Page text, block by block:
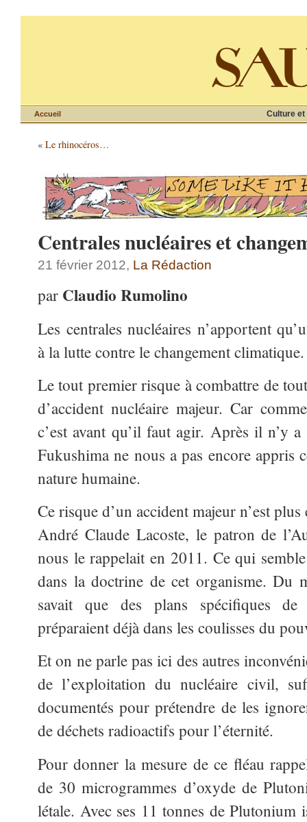
Culture et
Accueil
« Le rhinocéros…
Centrales nucléaires et
21 février 2012, La Rédaction
par Claudio Rumolino
Les centrales nucléaires n’apportent
à la lutte contre le changement climatique.
Le tout premier risque à combattre de
d’accident nucléaire majeur. Car
c’est avant qu’il faut agir. Après il n’y
Fukushima ne nous a pas encore appris
nature humaine.
Ce risque d’un accident majeur n’est
André Claude Lacoste, le patron de
nous le rappelait en 2011. Ce qui
dans la doctrine de cet organisme. Du
savait que des plans spécifiques de
préparaient déjà dans les coulisses du
Et on ne parle pas ici des autres
de l’exploitation du nucléaire civil,
documentés pour prétendre de les
de déchets radioactifs pour l’éternité.
Pour donner la mesure de ce fléau
de 30 microgrammes d’oxyde de
létale. Avec ses 11 tonnes de Plutonium